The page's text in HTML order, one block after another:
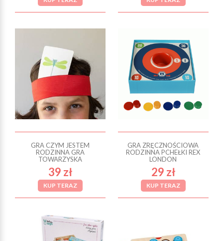
GRA CZYM JESTEM
RODZINNA GRA
TOWARZYSKA
39 zł
KUP TERAZ
GRA ZRĘCZNOŚCIOWA
RODZINNA PCHEŁKI REX
LONDON
29 zł
KUP TERAZ